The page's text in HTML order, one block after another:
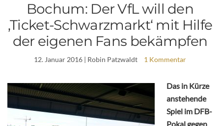
Bochum: Der VfL will den
‚Ticket-Schwarzmarkt‘ mit Hilfe
der eigenen Fans bekämpfen
12. Januar 2016 | Robin Patzwaldt 1 Kommentar
Das in Kürze
anstehende
Spiel im DFB-
Pokal gegen